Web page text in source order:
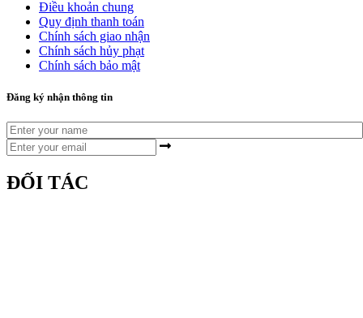
Điều khoản chung
Quy định thanh toán
Chính sách giao nhận
Chính sách hủy phạt
Chính sách bảo mật
Đăng ký nhận thông tin
ĐỐI TÁC